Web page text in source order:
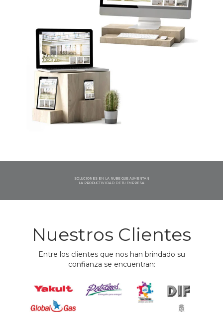
SOLUCIONES EN LA NUBE QUE AUMENTAN
LA PRODUCTIVIDAD DE TU EMPRESA
Nuestros Clientes
Entre los clientes que nos han brindado su
confianza se encuentran: